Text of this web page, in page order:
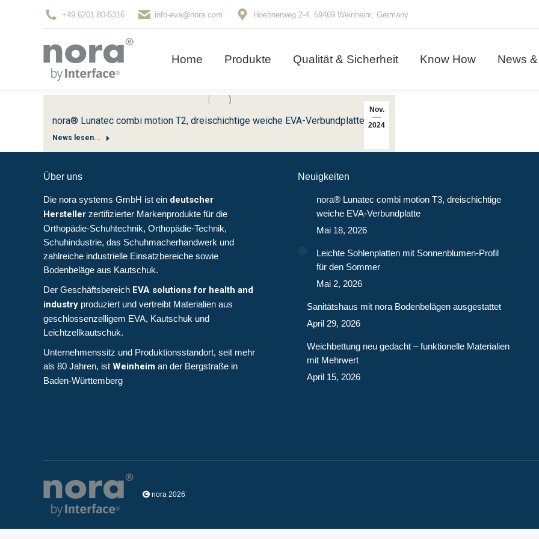
+49 6201 80-5316 info-eva@nora.com Hoehnerweg 2-4, 69469 Weinheim, Germany
Home Produkte Qualität & Sicherheit Know How News
Nov.
2024
nora® Lunatec combi motion T2, dreischichtige weiche EVA-Verbundplatte
News lesen...
Über uns
Die nora systems GmbH ist ein deutscher
Hersteller zertifizierter Markenprodukte für die
Orthopädie-Schuhtechnik, Orthopädie-Technik,
Schuhindustrie, das Schuhmacherhandwerk und
zahlreiche industrielle Einsatzbereiche sowie
Bodenbeläge aus Kautschuk.
Der Geschäftsbereich EVA solutions for health and
industry produziert und vertreibt Materialien aus
geschlossenzelligem EVA, Kautschuk und
Leichtzellkautschuk.
Unternehmenssitz und Produktionsstandort, seit mehr
als 80 Jahren, ist Weinheim an der Bergstraße in
Baden-Württemberg
Neuigkeiten
nora® Lunatec combi motion T3, dreischichtige
weiche EVA-Verbundplatte
Mai 18, 2026
Leichte Sohlenplatten mit Sonnenblumen-Profil
für den Sommer
Mai 2, 2026
Sanitätshaus mit nora Bodenbelägen ausgestattet
April 29, 2026
Weichbettung neu gedacht – funktionelle Materialien
mit Mehrwert
April 15, 2026
nora 2026
Produkte